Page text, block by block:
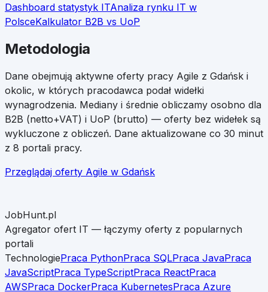
Dashboard statystyk ITAnaliza rynku IT w
PolsceKalkulator B2B vs UoP
Metodologia
Dane obejmują aktywne oferty pracy Agile z Gdańsk i
okolic, w których pracodawca podał widełki
wynagrodzenia. Mediany i średnie obliczamy osobno dla
B2B (netto+VAT) i UoP (brutto) — oferty bez widełek są
wykluczone z obliczeń. Dane aktualizowane co 30 minut
z 8 portali pracy.
Przeglądaj oferty Agile w Gdańsk
JobHunt.pl
Agregator ofert IT — łączymy oferty z popularnych
portali
TechnologiePraca PythonPraca SQLPraca JavaPraca
JavaScriptPraca TypeScriptPraca ReactPraca
AWSPraca DockerPraca KubernetesPraca Azure